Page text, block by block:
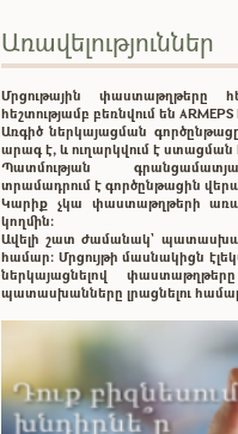
Առավելություններ
Մրցութային փաստաթղթերը
հեշտությամբ բեռնվում են
Առգիծ ներկայացման
արագ է, և ուղարկվում է
Պատմության
տրամադրում է գործընթացին
Կարիք չկա փաստաթղթերի
կողմին:
Ավելի շատ ժամանակ`
համար: Մրցույթի մասնակիցն
ներկայացնելով
պատասխանները լրացնելու